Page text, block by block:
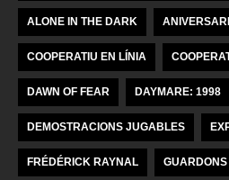
ALONE IN THE DARK ANIVERSARI
COOPERATIU EN LÍNIA
DAWN OF FEAR DAYMARE: 1998
DEMOSTRACIONS JUGABLES
FRÉDÉRICK RAYNAL GUARDONS